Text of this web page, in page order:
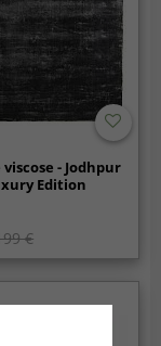
- Jodhpur
Edition
€